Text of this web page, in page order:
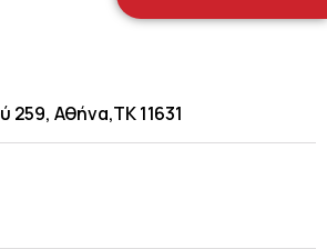
Αθήνα,ΤΚ 11631